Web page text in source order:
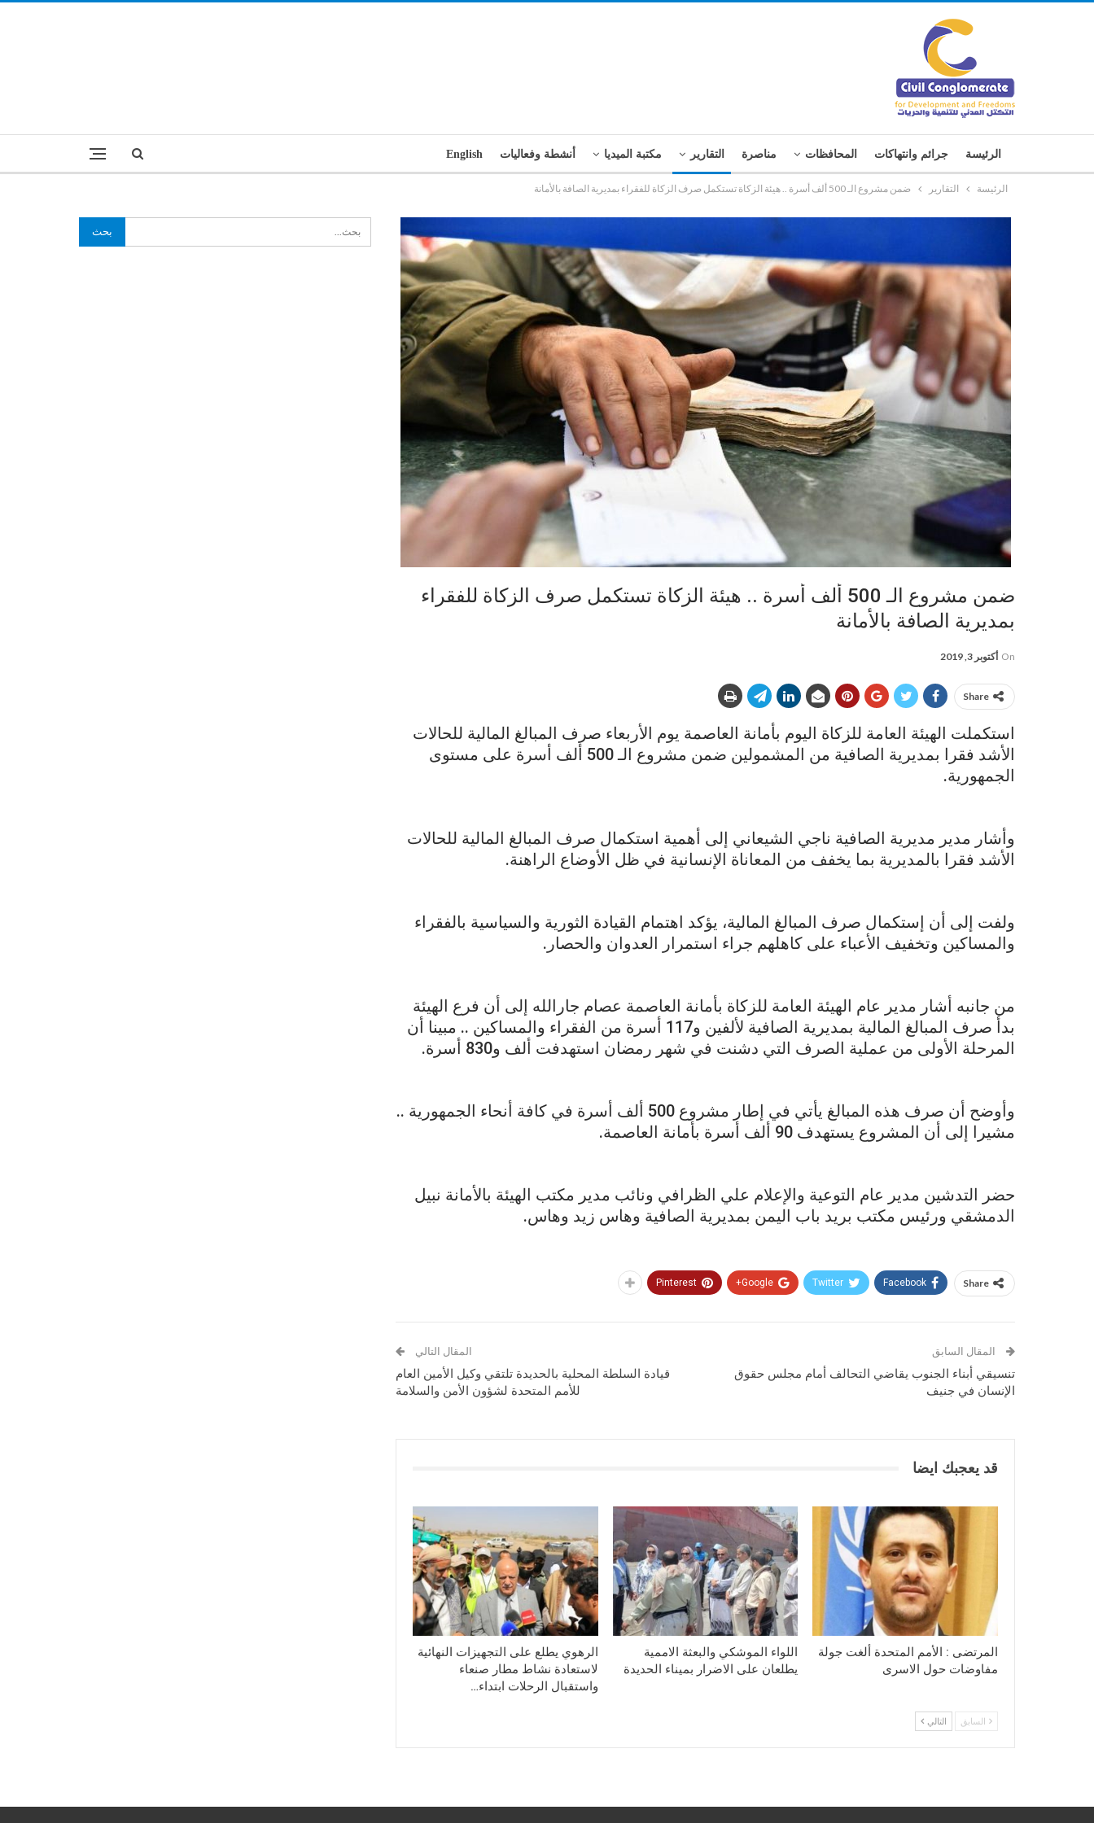
الرئيسة جرائم وانتهاكات المحافظات مناصرة التقارير مكتبة الميديا أنشطة وفعاليات English
الرئيسة التقارير ضمن مشروع الـ 500 ألف أسرة .. هيئة الزكاة تستكمل صرف الزكاة للفقراء بمديرية الصافة بالأمانة
ضمن مشروع الـ 500 ألف أسرة .. هيئة الزكاة تستكمل صرف الزكاة للفقراء
بمديرية الصافة بالأمانة
On أكتوبر 3, 2019
Share
استكملت الهيئة العامة للزكاة اليوم بأمانة العاصمة يوم الأربعاء صرف المبالغ المالية للحالات
الأشد فقرا بمديرية الصافية من المشمولين ضمن مشروع الـ 500 ألف أسرة على مستوى
الجمهورية.
وأشار مدير مديرية الصافية ناجي الشيعاني إلى أهمية استكمال صرف المبالغ المالية للحالات
الأشد فقرا بالمديرية بما يخفف من المعاناة الإنسانية في ظل الأوضاع الراهنة.
ولفت إلى أن إستكمال صرف المبالغ المالية، يؤكد اهتمام القيادة الثورية والسياسية بالفقراء
والمساكين وتخفيف الأعباء على كاهلهم جراء استمرار العدوان والحصار.
من جانبه أشار مدير عام الهيئة العامة للزكاة بأمانة العاصمة عصام جارالله إلى أن فرع الهيئة
بدأ صرف المبالغ المالية بمديرية الصافية لألفين و117 أسرة من الفقراء والمساكين .. مبينا أن
المرحلة الأولى من عملية الصرف التي دشنت في شهر رمضان استهدفت ألف و830 أسرة.
وأوضح أن صرف هذه المبالغ يأتي في إطار مشروع 500 ألف أسرة في كافة أنحاء الجمهورية ..
مشيرا إلى أن المشروع يستهدف 90 ألف أسرة بأمانة العاصمة.
حضر التدشين مدير عام التوعية والإعلام علي الظرافي ونائب مدير مكتب الهيئة بالأمانة نبيل
الدمشقي ورئيس مكتب بريد باب اليمن بمديرية الصافية وهاس زيد وهاس.
Share
Facebook
Twitter
Google+
Pinterest
المقال السابق
تنسيقي أبناء الجنوب يقاضي التحالف أمام مجلس حقوق
الإنسان في جنيف
المقال التالي
قيادة السلطة المحلية بالحديدة تلتقي وكيل الأمين العام
للأمم المتحدة لشؤون الأمن والسلامة
قد يعجبك ايضا
المرتضى : الأمم المتحدة ألغت جولة
مفاوضات حول الاسرى
اللواء الموشكي والبعثة الاممية
يطلعان على الاضرار بميناء الحديدة
الرهوي يطلع على التجهيزات النهائية
لاستعادة نشاط مطار صنعاء
واستقبال الرحلات ابتداء…
السابق التالي